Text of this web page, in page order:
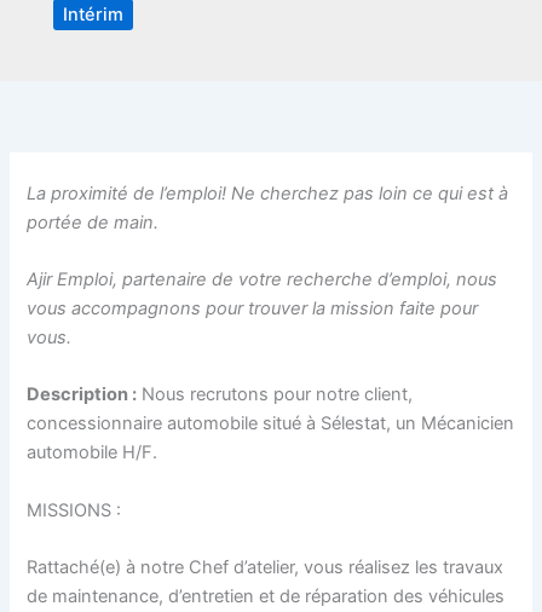
Intérim
La proximité de l’emploi! Ne cherchez pas loin ce qui est à
portée de main.
Ajir Emploi, partenaire de votre recherche d’emploi, nous
vous accompagnons pour trouver la mission faite pour
vous.
Description : Nous recrutons pour notre client,
concessionnaire automobile situé à Sélestat, un Mécanicien
automobile H/F.
MISSIONS :
Rattaché(e) à notre Chef d’atelier, vous réalisez les travaux
de maintenance, d’entretien et de réparation des véhicules